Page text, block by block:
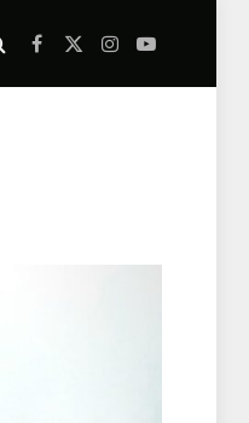
Facebook
X
Instagram
YouTube